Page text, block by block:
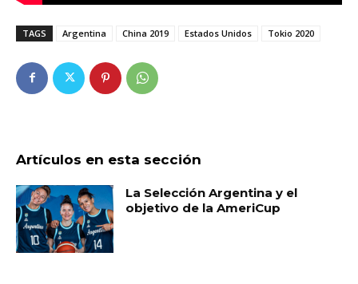
TAGS Argentina China 2019 Estados Unidos Tokio 2020
Artículos en esta sección
La Selección Argentina y el
objetivo de la AmeriCup